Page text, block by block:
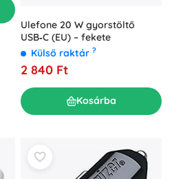
Ulefone 20 W gyorstöltő
USB‑C (EU) – fekete
Külső raktár ?
2 840 Ft
Kosárba